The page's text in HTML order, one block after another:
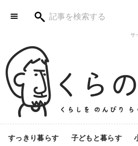
サ
すっきり暮らす 子どもと暮らす